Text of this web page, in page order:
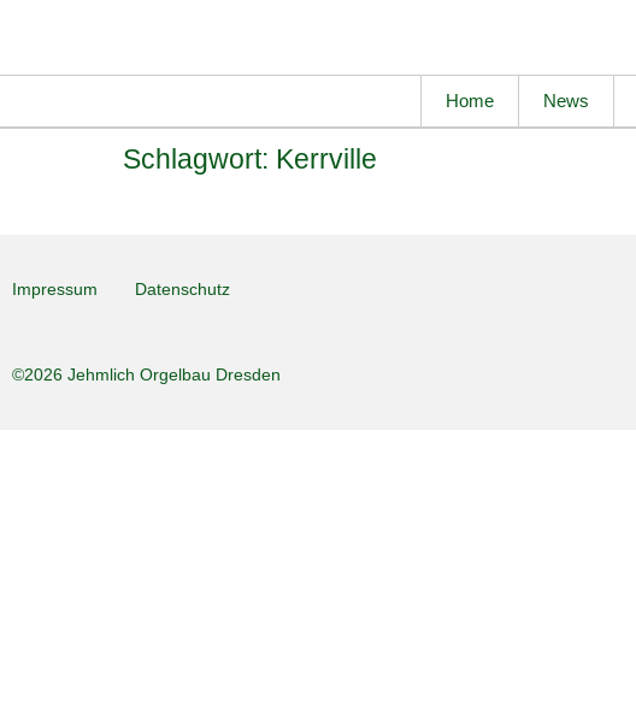
Home News
Schlagwort: Kerrville
Impressum Datenschutz
©2026 Jehmlich Orgelbau Dresden